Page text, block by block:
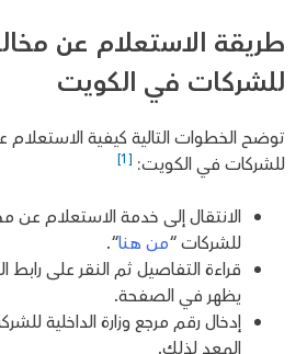
طريقة الاستعلام عن
للشركات في الكويت
توضح الخطوات التالية كيفية الاستعلام
للشركات في الكويت: [1]
الانتقال إلى خدمة الاستعلام عن
للشركات “من هنا“.
قراءة التفاصيل ثم النقر على رابط
يظهر في الصفحة.
إدخال رقم مرجع وزارة الداخلية